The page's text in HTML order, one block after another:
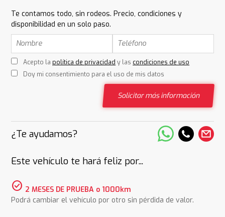
Te contamos todo, sin rodeos. Precio, condiciones y
disponibilidad en un solo paso.
Acepto la política de privacidad y las condiciones de uso
Doy mi consentimiento para el uso de mis datos
Solicitar más información
¿Te ayudamos?
Este vehículo te hará feliz por...
check_circle 2 MESES DE PRUEBA o 1000km
Podrá cambiar el vehículo por otro sin pérdida de valor.